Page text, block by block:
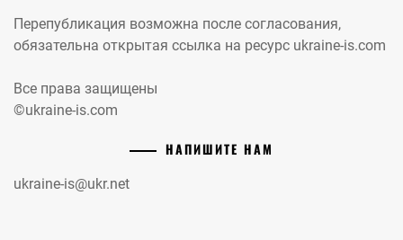
Перепубликация возможна после согласования,
обязательна открытая ссылка на ресурс ukraine-is.com
Все права защищены
©ukraine-is.com
НАПИШИТЕ НАМ
ukraine-is@ukr.net